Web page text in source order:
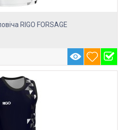
RIGO FORSAGE